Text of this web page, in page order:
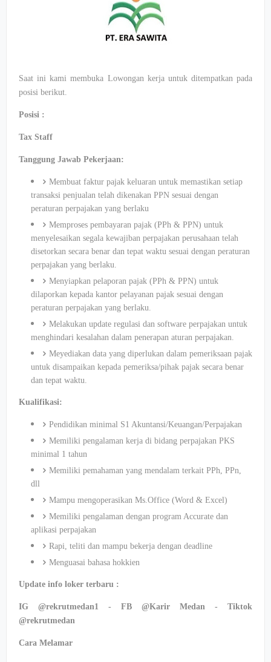
Saat ini kami membuka Lowongan kerja untuk ditempatkan pada
posisi berikut.
Posisi :
Tax Staff
Tanggung Jawab Pekerjaan:
Membuat faktur pajak keluaran untuk memastikan setiap
transaksi penjualan telah dikenakan PPN sesuai dengan
peraturan perpajakan yang berlaku
Memproses pembayaran pajak (PPh & PPN) untuk
menyelesaikan segala kewajiban perpajakan perusahaan telah
disetorkan secara benar dan tepat waktu sesuai dengan peraturan
perpajakan yang berlaku.
Menyiapkan pelaporan pajak (PPh & PPN) untuk
dilaporkan kepada kantor pelayanan pajak sesuai dengan
peraturan perpajakan yang berlaku.
Melakukan update regulasi dan software perpajakan untuk
menghindari kesalahan dalam penerapan aturan perpajakan.
Meyediakan data yang diperlukan dalam pemeriksaan pajak
untuk disampaikan kepada pemeriksa/pihak pajak secara benar
dan tepat waktu.
Kualifikasi:
Pendidikan minimal S1 Akuntansi/Keuangan/Perpajakan
Memiliki pengalaman kerja di bidang perpajakan PKS
minimal 1 tahun
Memiliki pemahaman yang mendalam terkait PPh, PPn,
dll
Mampu mengoperasikan Ms.Office (Word & Excel)
Memiliki pengalaman dengan program Accurate dan
aplikasi perpajakan
Rapi, teliti dan mampu bekerja dengan deadline
Menguasai bahasa hokkien
Update info loker terbaru :
IG @rekrutmedan1 - FB @Karir Medan - Tiktok
@rekrutmedan
Cara Melamar